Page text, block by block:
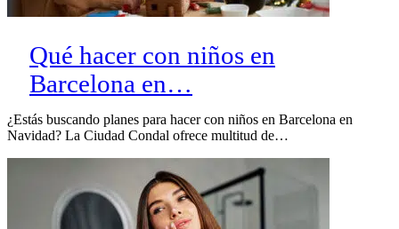
Qué hacer con niños en
Barcelona en…
¿Estás buscando planes para hacer con niños en Barcelona en
Navidad? La Ciudad Condal ofrece multitud de…